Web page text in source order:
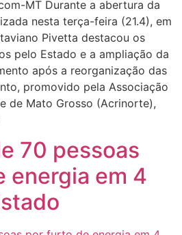
MT Durante a abertura da
nesta terça-feira (21.4), em
Pivetta destacou os
pelo Estado e a ampliação da
após a reorganização das
promovido pela Associação
de Mato Grosso (Acrinorte),
70 pessoas
energia em 4